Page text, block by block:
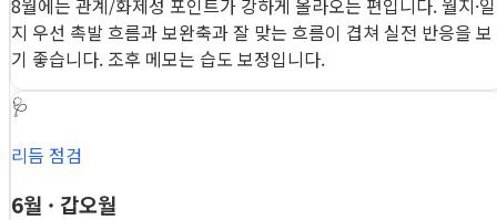
8월에는 관계/화제성 포인트가 강하게 올라오는 편입니다. 월지·일
지 우선 촉발 흐름과 보완축과 잘 맞는 흐름이 겹쳐 실전 반응을 보
기 좋습니다. 조후 메모는 습도 보정입니다.
🩺
리듬 점검
6월 · 갑오월